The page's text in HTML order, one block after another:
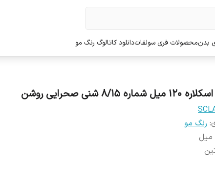
بدنمحصولات فری سولفاتدانلود کاتالوگ رنگ مو
8/15 شنی صحرایی روشن
: رنگ مو